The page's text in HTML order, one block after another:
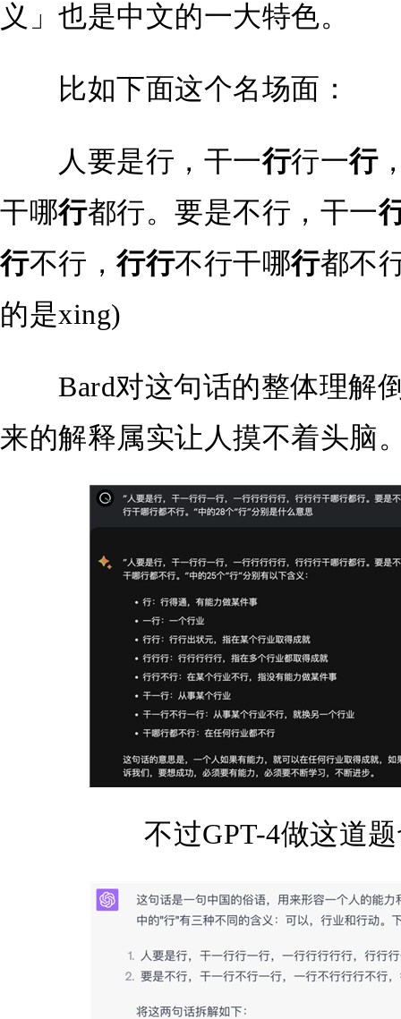
义」也是中文的一大特色。
比如下面这个名场面：
人要是行，干一行行一行
干哪行都行。要是不行，干一
行不行， 行行不行干哪行都不
的是xing)
Bard对这句话的整体理解
来的解释属实让人摸不着头脑
不过GPT-4做这道